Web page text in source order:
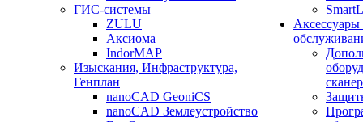
ГИС-системы
ZULU
Аксиома
IndorMAP
Изыскания, Инфраструктура,
Генплан
nanoCAD GeoniCS
nanoCAD Землеустройство
Аксессуары